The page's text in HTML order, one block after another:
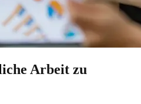
Arbeit zu